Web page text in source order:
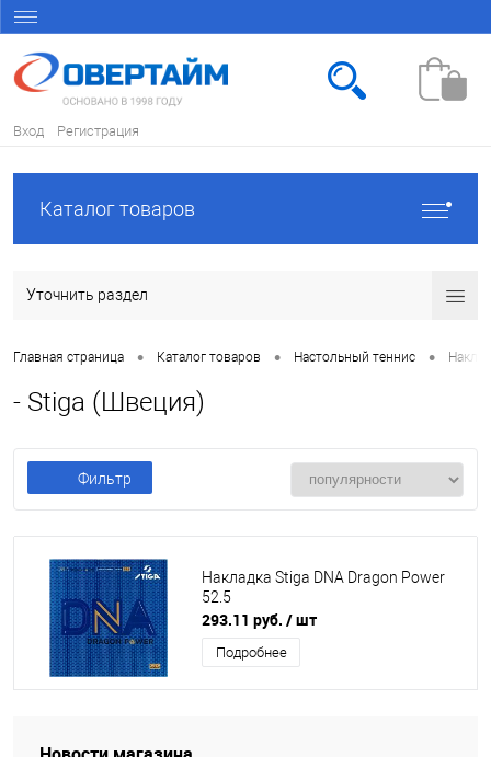
Вход Регистрация
Каталог товаров
Уточнить раздел
Главная страница • Каталог товаров • Настольный теннис •
- Stiga (Швеция)
Фильтр
Накладка Stiga DNA Dragon Power
52.5
293.11 руб. / шт
Подробнее